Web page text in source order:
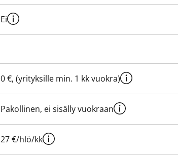
Ei
0 €, (yrityksille min. 1 kk vuokra)
Pakollinen, ei sisälly vuokraan
27 €/hlö/kk